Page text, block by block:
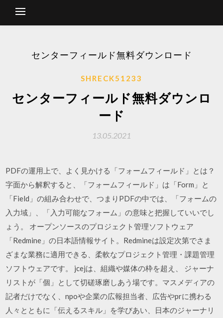
センターフィールド無料ダウンロード
SHRECK51233
センターフィールド無料ダウンロ
ード
13.05.2021
PDFの運用上で、よく見かける「フォームフィールド」とは？
字面から解釈すると、「フォームフィールド」は「Form」と
「Field」の組み合わせで、つまりPDFの中では、「フォームの
入力域」、「入力可能なフォーム」の意味と把握していいでし
ょう。 オープンソースのプロジェクト管理ソフトウェア
「Redmine」の日本語情報サイト。Redmineは設定次第でさま
ざまな業務に適用できる、柔軟なプロジェクト管理・課題管理
ソフトウェアです。 jcejは、組織や媒体の枠を超え、 ジャーナ
リストが「個」として切磋琢磨しあう場です。マスメディアの
記者だけでなく、npoや企業の広報担当者、広告やprに携わる
人々とともに「伝えるスキル」を学びあい、日本のジャーナリ